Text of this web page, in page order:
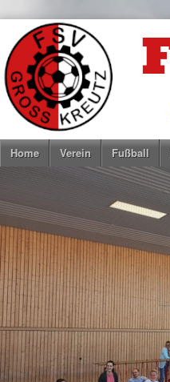
Home Verein Fußball